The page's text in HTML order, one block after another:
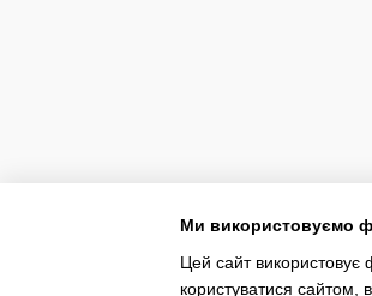
Ми використовуємо
Цей сайт використовує
користуватися сайтом,